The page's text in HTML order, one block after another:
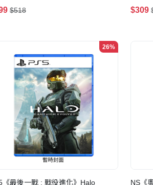
$518
Vol.2
$309
26%
《最後一戰 : 戰役進化》Halo NS《